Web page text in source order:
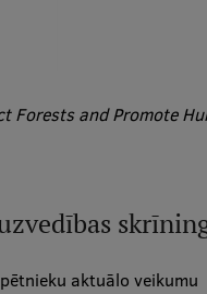
Forests and Promote
aktuālo veikumu